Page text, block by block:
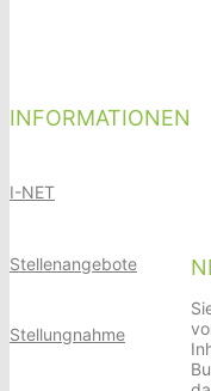
INFORMATIONEN
I-NET
Stellenangebote
Stellungnahme